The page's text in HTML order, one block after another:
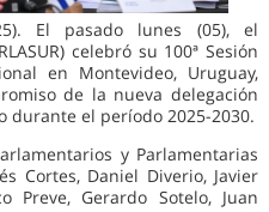
El pasado lunes (05), el
celebró su 100ª Sesión
en Montevideo, Uruguay,
de la nueva delegación
durante el período 2025-2030.
y Parlamentarias
Cortes, Daniel Diverio, Javier
Preve, Gerardo Sotelo, Juan